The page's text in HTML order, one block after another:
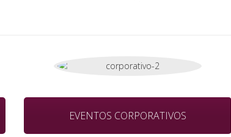
EVENTOS CORPORATIVOS